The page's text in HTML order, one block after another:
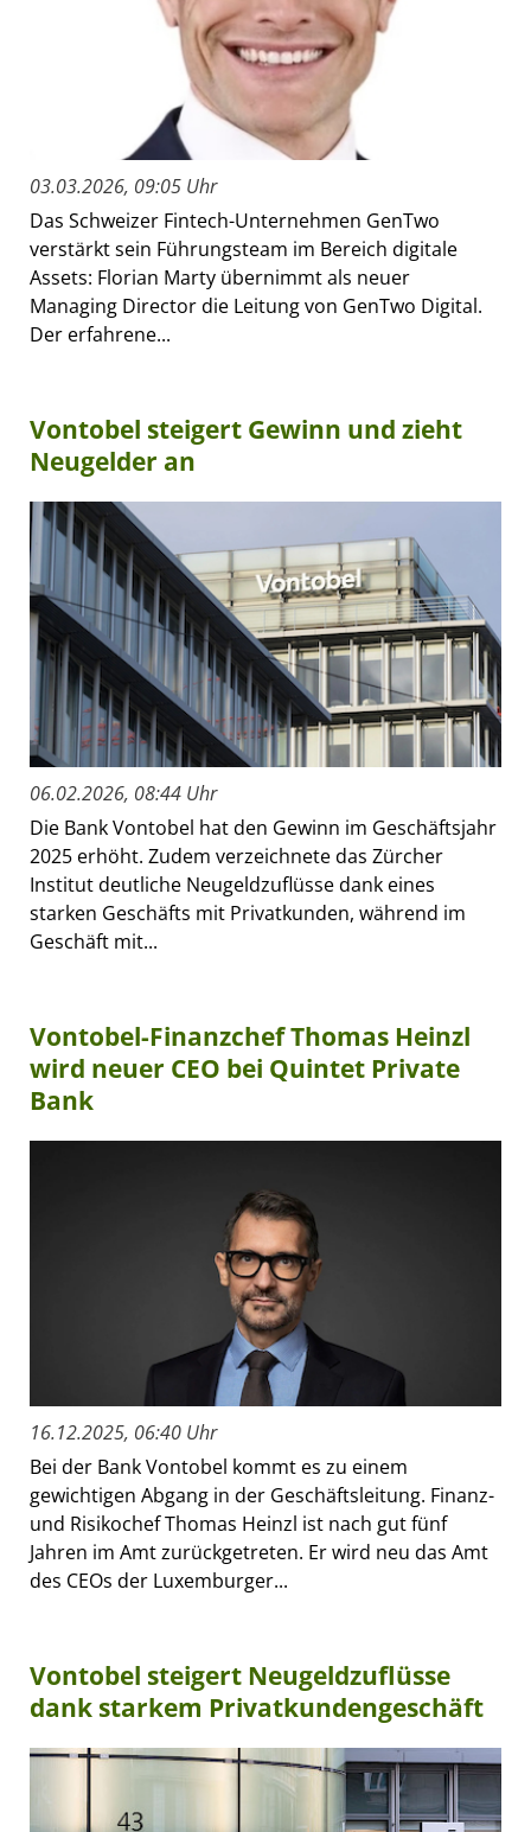
03.03.2026, 09:05 Uhr
Das Schweizer Fintech-Unternehmen GenTwo
verstärkt sein Führungsteam im Bereich digitale
Assets: Florian Marty übernimmt als neuer
Managing Director die Leitung von GenTwo Digital.
Der erfahrene...
Vontobel steigert Gewinn und zieht
Neugelder an
06.02.2026, 08:44 Uhr
Die Bank Vontobel hat den Gewinn im Geschäftsjahr
2025 erhöht. Zudem verzeichnete das Zürcher
Institut deutliche Neugeldzuflüsse dank eines
starken Geschäfts mit Privatkunden, während im
Geschäft mit...
Vontobel-Finanzchef Thomas Heinzl
wird neuer CEO bei Quintet Private
Bank
16.12.2025, 06:40 Uhr
Bei der Bank Vontobel kommt es zu einem
gewichtigen Abgang in der Geschäftsleitung. Finanz-
und Risikochef Thomas Heinzl ist nach gut fünf
Jahren im Amt zurückgetreten. Er wird neu das Amt
des CEOs der Luxemburger...
Vontobel steigert Neugeldzuflüsse
dank starkem Privatkundengeschäft